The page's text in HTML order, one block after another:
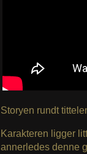
Storyen rundt
Karakteren ligger
annerledes denne